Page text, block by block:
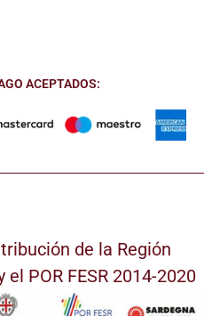
ACEPTADOS:
de la Región
POR FESR 2014-2020